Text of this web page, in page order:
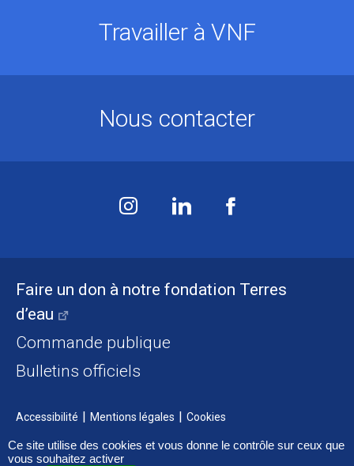
Faire un don à notre fondation Terres
d’eau
Commande publique
Bulletins officiels
Accessibilité Mentions légales Cookies
Travailler à VNF
Nous contacter
Ce site utilise des cookies et vous donne le contrôle sur ceux que
vous souhaitez activer